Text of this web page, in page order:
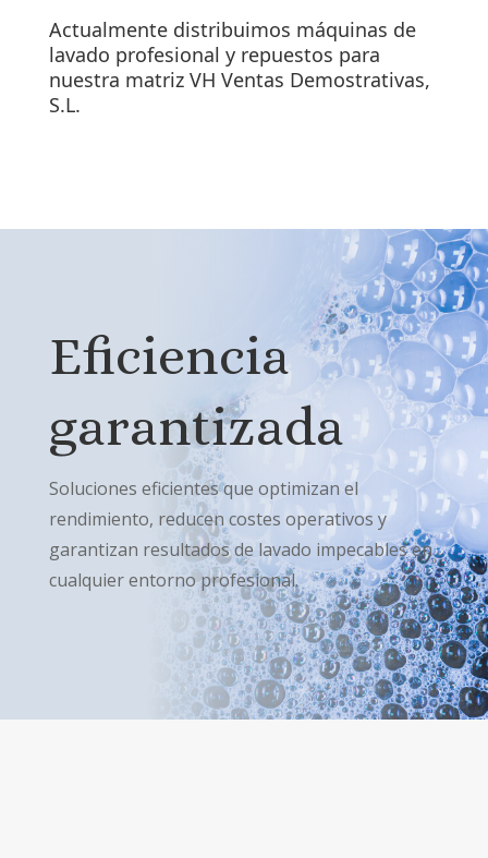
Actualmente distribuimos máquinas de
lavado profesional y repuestos para
nuestra matriz VH Ventas Demostrativas,
S.L.
Eficiencia
garantizada
Soluciones eficientes que optimizan el
rendimiento, reducen costes operativos y
garantizan resultados de lavado impecables en
cualquier entorno profesional.